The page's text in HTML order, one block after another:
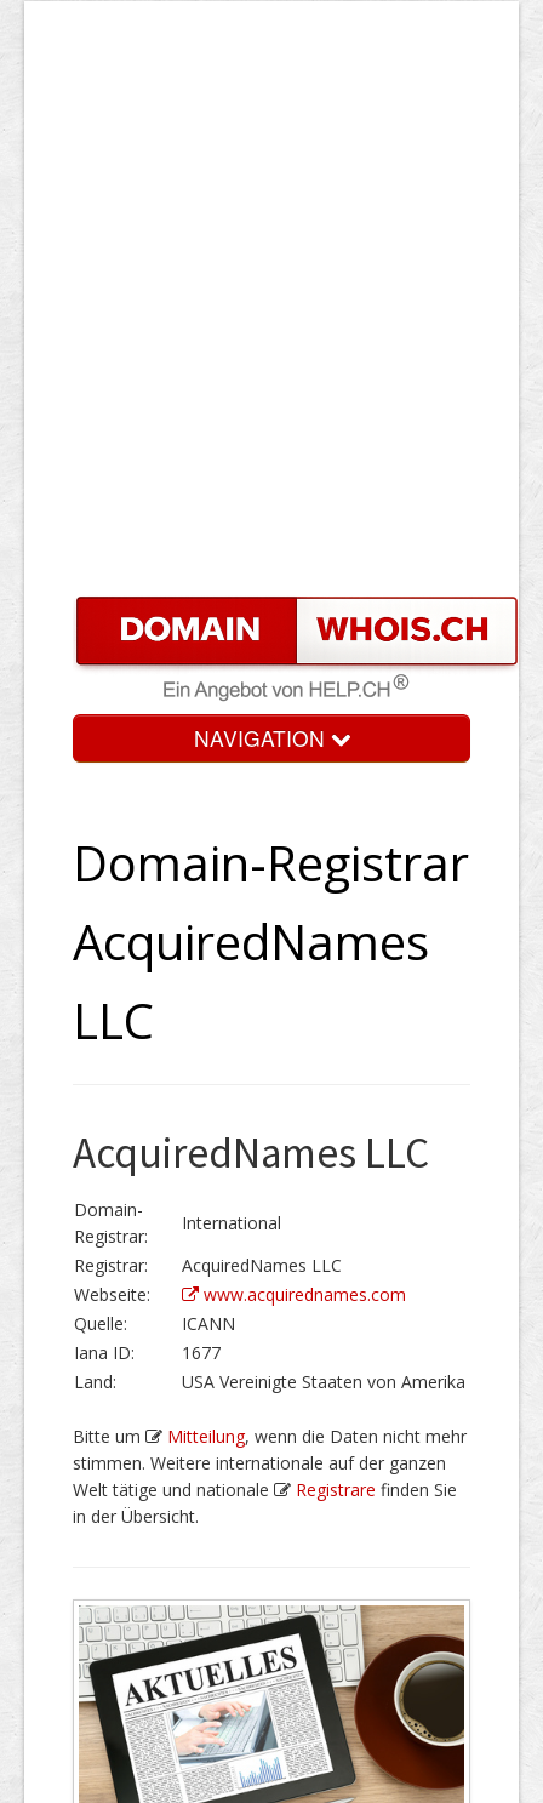
NAVIGATION
Domain-Registrar
AcquiredNames
LLC
AcquiredNames LLC
Domain-
Registrar:
International
Registrar:
AcquiredNames LLC
Webseite:
www.acquirednames.com
Quelle:
ICANN
Iana ID:
1677
Land:
USA Vereinigte Staaten von Amerika
Bitte um Mitteilung, wenn die Daten nicht mehr
stimmen. Weitere internationale auf der ganzen
Welt tätige und nationale
Registrare finden Sie
in der Übersicht.